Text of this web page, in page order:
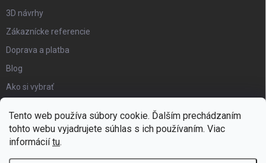
Tento web používa súbory cookie. Ďalším prechádzaním
tohto webu vyjadrujete súhlas s ich používaním. Viac
informáciítu.
3D návrhy
Zákaznícke referencie
Doprava a platba
Blog
Ako si vybrať
Certifikát kvality
Moja objednávka